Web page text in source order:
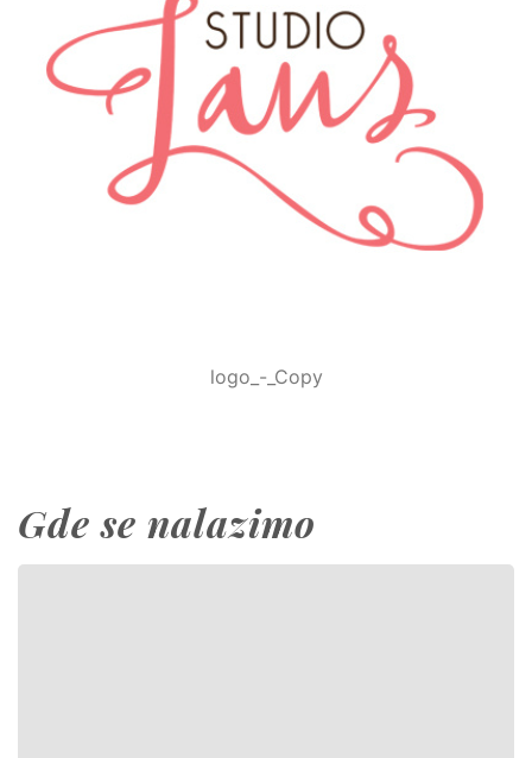
logo_-_Copy
Gde se nalazimo